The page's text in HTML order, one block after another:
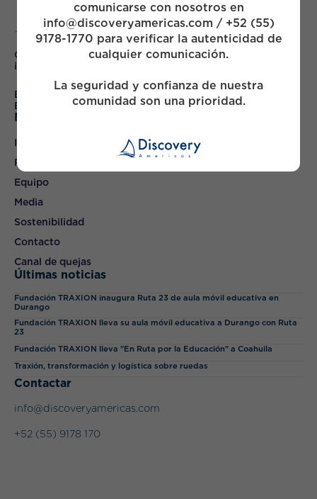
comunicarse con nosotros en
info@discoveryamericas.com / +52 (55)
9178-1770 para verificar la autenticidad de
cualquier comunicación.
La seguridad y confianza de nuestra
comunidad son una prioridad.
Colaborar con las principales empresas de México para
impulsar el crecimiento y generar valor
English
Español
Mapa
Inicio
Portafolio
Equipo
Media
Sostenibilidad
Contacto
Canal de quejas
Últimas noticias
Fundación TRAXION inaugura Ruta 23 de aula móvil educativa en
Durango
Fundación TRAXION lleva su aula móvil educativa a Durango con Ruta
23
Fundación TRAXION lleva "En Ruta por la Educación" a Coahuila
Traxión, transformación y logística sobre ruedas
Contactar
info@discoveryamericas.com
+52 (55) 9178 170